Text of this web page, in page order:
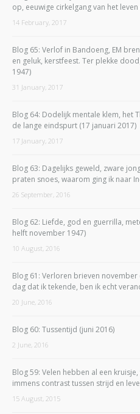
op, eeuwige cirkelgang van het
14 February, 2017
Blog 65: Verlof in Bandoeng, EM
en geluk, kerstfeest. Ter plekke
1947)
31 January, 2017
Blog 64: Dodelijk mentale klem, het
de lange eindspurt (17 januari 2017)
17 January, 2017
Blog 63: Dagelijks geweld, zware
praten snoes, waarom ging ik naar
26 September, 2016
Blog 62: Liefde, god en guerrilla,
helft november 1947)
10 August, 2016
Blog 61: Verloren brieven
dag dat ik tekende, ben ik echt
20 June, 2016
Blog 60: Tussentijd (juni 2016)
2 June, 2016
Blog 59: Velen hebben al een
immens contrast tussen strijd en
15 August, 2015